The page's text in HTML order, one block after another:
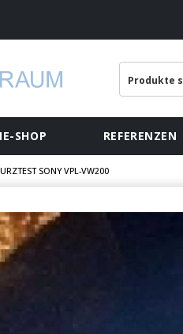
SHOP REFERENZEN
SONY VPL-VW200